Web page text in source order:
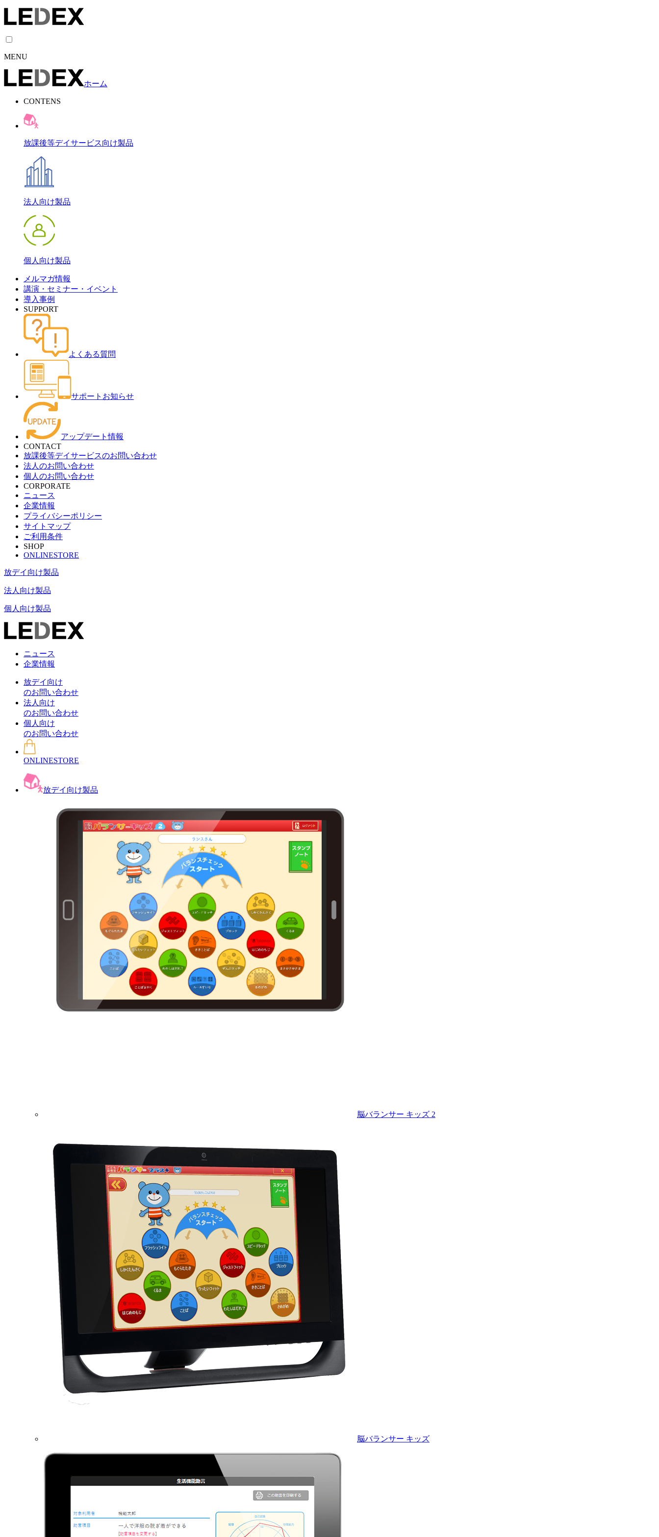
MENU
ホーム
CONTENS
放課後等デイサービス向け製品
法人向け製品
個人向け製品
メルマガ情報
講演・セミナー・イベント
導入事例
SUPPORT
よくある質問
サポートお知らせ
アップデート情報
CONTACT
放課後等デイサービスのお問い合わせ
法人のお問い合わせ
個人のお問い合わせ
CORPORATE
ニュース
企業情報
プライバシーポリシー
サイトマップ
ご利用条件
SHOP
ONLINESTORE
放デイ向け製品
法人向け製品
個人向け製品
ニュース
企業情報
放デイ向け
のお問い合わせ
法人向け
のお問い合わせ
個人向け
のお問い合わせ
ONLINESTORE
放デイ向け製品
脳バランサー キッズ 2
脳バランサー キッズ